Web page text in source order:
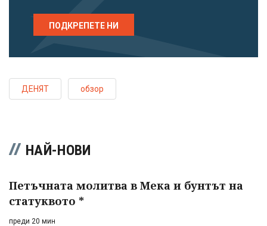
ПОДКРЕПЕТЕ НИ
ДЕНЯТ обзор
НАЙ-НОВИ
Петъчната молитва в Мека и бунтът на
статуквото *
преди 20 мин